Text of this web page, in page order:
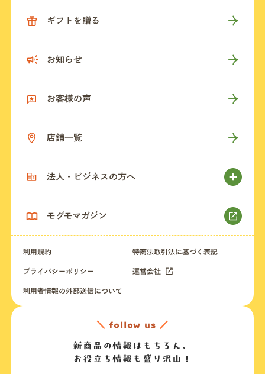
ギフトを贈る
お知らせ
お客様の声
店舗一覧
法人・ビジネスの方へ
モグモマガジン
利用規約 特商法取引法に基づく表記
プライバシーポリシー 運営会社
利用者情報の外部送信について
＼ follow us ／
新商品の情報はもちろん、
お役立ち情報も盛り沢山！